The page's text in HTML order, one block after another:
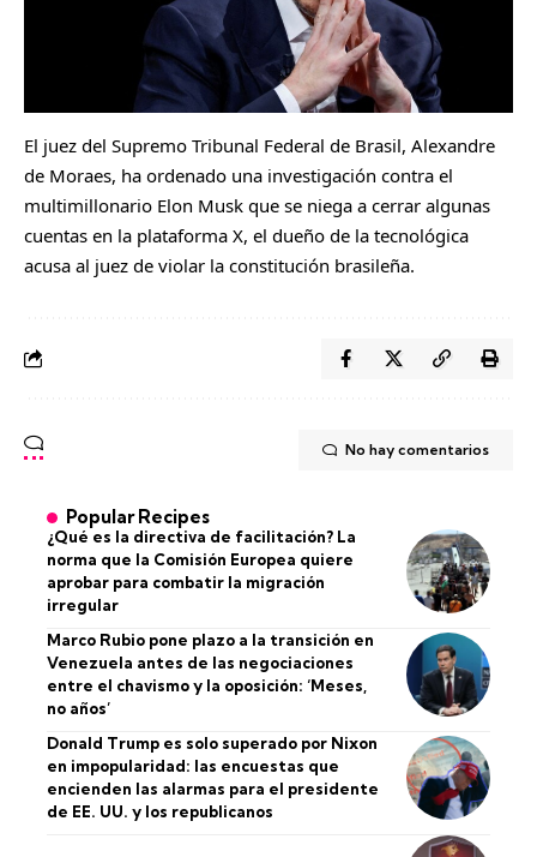
El juez del Supremo Tribunal Federal de Brasil, Alexandre
de Moraes, ha ordenado una investigación contra el
multimillonario Elon Musk que se niega a cerrar algunas
cuentas en la plataforma X, el dueño de la tecnológica
acusa al juez de violar la constitución brasileña.
No hay comentarios
Popular Recipes
¿Qué es la directiva de facilitación? La
norma que la Comisión Europea quiere
aprobar para combatir la migración
irregular
Marco Rubio pone plazo a la transición en
Venezuela antes de las negociaciones
entre el chavismo y la oposición: ‘Meses,
no años’
Donald Trump es solo superado por Nixon
en impopularidad: las encuestas que
encienden las alarmas para el presidente
de EE. UU. y los republicanos